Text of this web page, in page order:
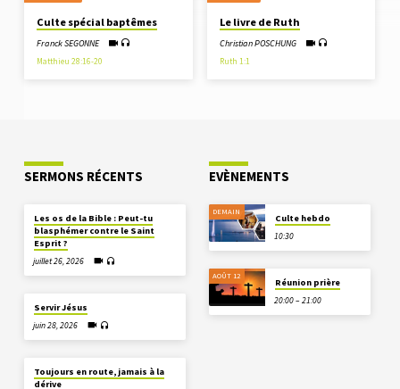
Culte spécial baptêmes
Franck SEGONNE
Matthieu 28:16-20
Le livre de Ruth
Christian POSCHUNG
Ruth 1:1
SERMONS RÉCENTS
Les os de la Bible : Peut-tu
blasphémer contre le Saint
Esprit ?
juillet 26, 2026
Servir Jésus
juin 28, 2026
Toujours en route, jamais à la
dérive
EVÈNEMENTS
DEMAIN
Culte hebdo
10:30
AOÛT 12
Réunion prière
20:00 – 21:00